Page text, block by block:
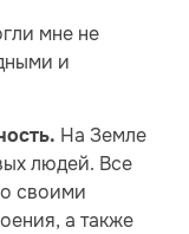
мне не
и
На Земле
людей. Все
своими
а также